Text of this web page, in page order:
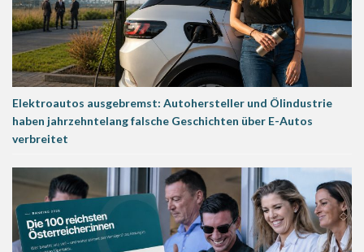
Elektroautos ausgebremst: Autohersteller und Ölindustrie
haben jahrzehntelang falsche Geschichten über E-Autos
verbreitet